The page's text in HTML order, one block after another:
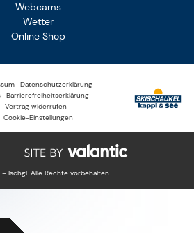
Webcams
Wetter
Online Shop
Datenschutzerklärung
Barrierefreiheitserklärung
Vertrag widerrufen
Cookie-Einstellungen
Ischgl. Alle Rechte vorbehalten.